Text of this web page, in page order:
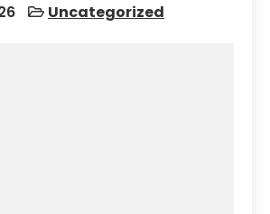
Uncategorized